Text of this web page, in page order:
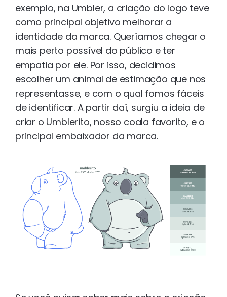
exemplo, na Umbler, a criação do logo teve
como principal objetivo melhorar a
identidade da marca. Queríamos chegar o
mais perto possível do público e ter
empatia por ele. Por isso, decidimos
escolher um animal de estimação que nos
representasse, e com o qual fomos fáceis
de identificar. A partir daí, surgiu a ideia de
criar o Umblerito, nosso coala favorito, e o
principal embaixador da marca.